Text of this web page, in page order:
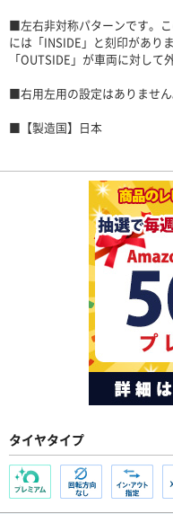
■左右非対称パターンです。
には「INSIDE」と刻印がありま
「OUTSIDE」が車両に対して
■右用左用の設定はありません
■【製造国】日本
タイヤタイプ